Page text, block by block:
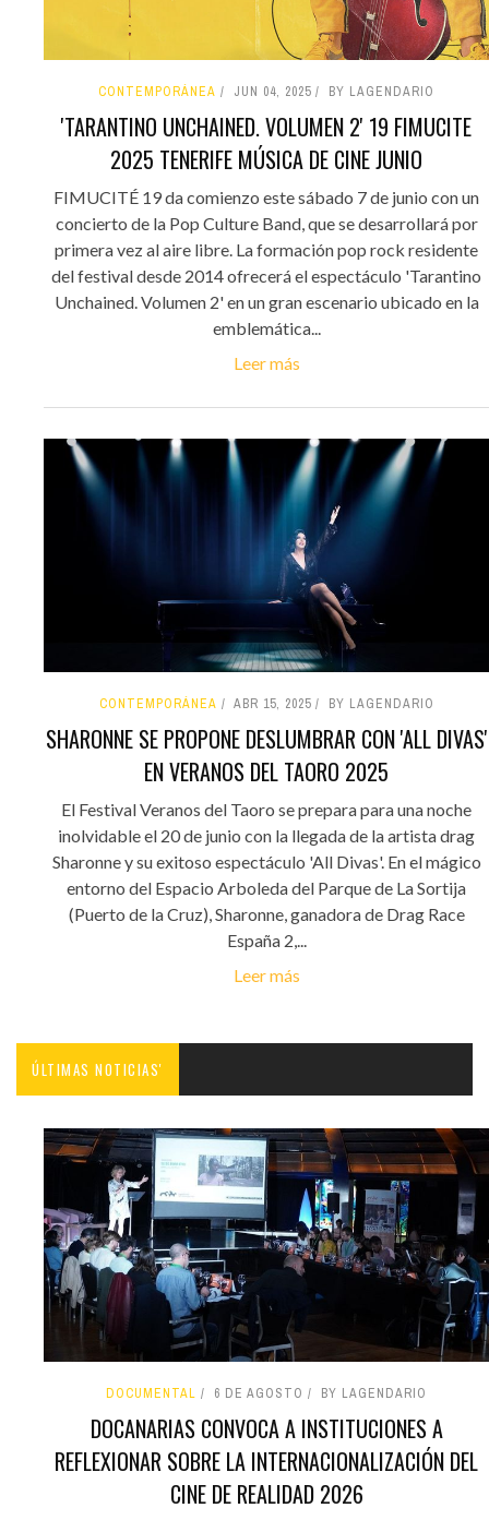
CONTEMPORÁNEA JUN 04, 2025 BY LAGENDARIO
'TARANTINO UNCHAINED. VOLUMEN 2' 19 FIMUCITE
2025 TENERIFE MÚSICA DE CINE JUNIO
FIMUCITÉ 19 da comienzo este sábado 7 de junio con un
concierto de la Pop Culture Band, que se desarrollará por
primera vez al aire libre. La formación pop rock residente
del festival desde 2014 ofrecerá el espectáculo 'Tarantino
Unchained. Volumen 2' en un gran escenario ubicado en la
emblemática...
Leer más
CONTEMPORÁNEA ABR 15, 2025 BY LAGENDARIO
SHARONNE SE PROPONE DESLUMBRAR CON 'ALL DIVAS'
EN VERANOS DEL TAORO 2025
El Festival Veranos del Taoro se prepara para una noche
inolvidable el 20 de junio con la llegada de la artista drag
Sharonne y su exitoso espectáculo 'All Divas'. En el mágico
entorno del Espacio Arboleda del Parque de La Sortija
(Puerto de la Cruz), Sharonne, ganadora de Drag Race
España 2,...
Leer más
ÚLTIMAS NOTICIAS'
DOCUMENTAL 6 DE AGOSTO BY LAGENDARIO
DOCANARIAS CONVOCA A INSTITUCIONES A
REFLEXIONAR SOBRE LA INTERNACIONALIZACIÓN DEL
CINE DE REALIDAD 2026